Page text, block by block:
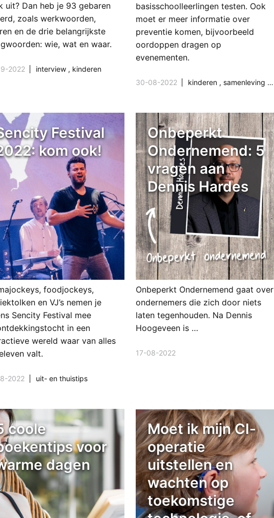
& ontwikkeling
uit? Dan heb je 93 gebaren
zoals werkwoorden,
en de drie belangrijkste
wie, wat en waar.
2022 interview , kinderen
basisschoolleerlingen testen. Ook
moet er meer informatie over
preventie komen, bijvoorbeeld
oordoppen dragen op
evenementen.
30-08-2022 kinderen , samenleving & maatschappij
Festival
kom ook!
foodjockeys,
en VJ’s nemen je
Sencity Festival mee
in een
wereld waar van alles
valt.
2022 uit- en thuistips
Onbeperkt
Ondernemend: 5
vragen aan
Dennis Hardes
Onbeperkt Ondernemend gaat over
ondernemers die zich door niets
laten tegenhouden. Na Dennis
Hoogeveen is …
17-08-2022
coole
voor
dagen
Moet ik mijn CI-
operatie
uitstellen en
wachten op
toekomstige